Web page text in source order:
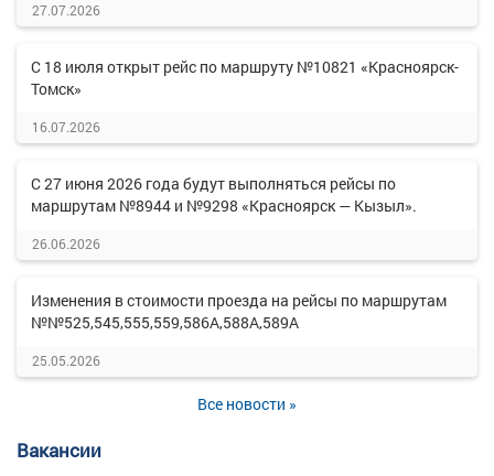
27.07.2026
С 18 июля открыт рейс по маршруту №10821 «Красноярск-
Томск»
16.07.2026
С 27 июня 2026 года будут выполняться рейсы по
маршрутам №8944 и №9298 «Красноярск — Кызыл».
26.06.2026
Изменения в стоимости проезда на рейсы по маршрутам
№№525,545,555,559,586А,588А,589А
25.05.2026
Все новости »
Вакансии